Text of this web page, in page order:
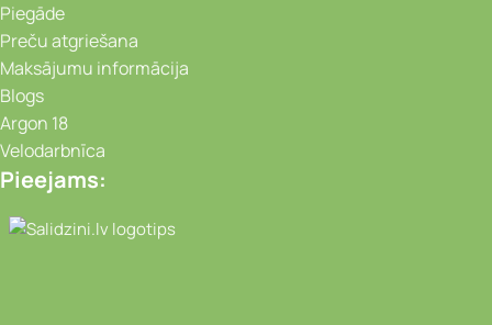
Piegāde
Preču atgriešana
Maksājumu informācija
Blogs
Argon 18
Velodarbnīca
Pieejams:
Video novērošanas kameras, Portatīvie